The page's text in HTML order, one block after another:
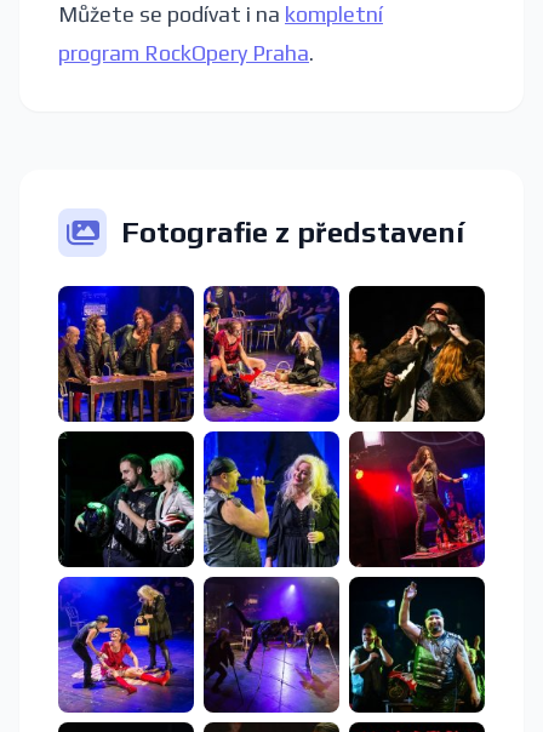
Můžete se podívat i na kompletní
program RockOpery Praha.
Fotografie z představení